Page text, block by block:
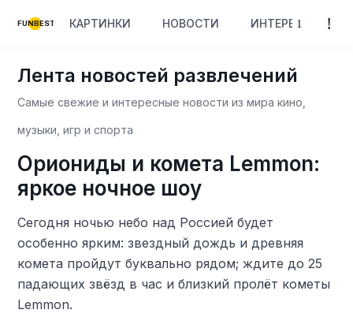
FUNBEST КАРТИНКИ НОВОСТИ ИНТЕРЕСНОЕ
Лента новостей развлечений
Самые свежие и интересные новости из мира кино,
музыки, игр и спорта
Ориониды и комета Lemmon:
яркое ночное шоу
Сегодня ночью небо над Россией будет
особенно ярким: звездный дождь и древняя
комета пройдут буквально рядом; ждите до 25
падающих звёзд в час и близкий пролёт кометы
Lemmon.